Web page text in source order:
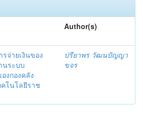
Author(s)
จ่ายเงินของ
นระบบ
งกองคลัง
โนโลยีราช
ปรียาพร วัฒนปัญญา
ขจร